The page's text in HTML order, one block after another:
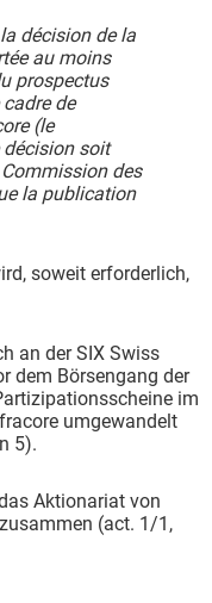
décision de la
au moins
prospectus
de
(le
soit
des
la publication
soweit erforderlich,
an der SIX Swiss
dem Börsengang der
im
umgewandelt
5).
Aktionariat von
(act. 1/1,